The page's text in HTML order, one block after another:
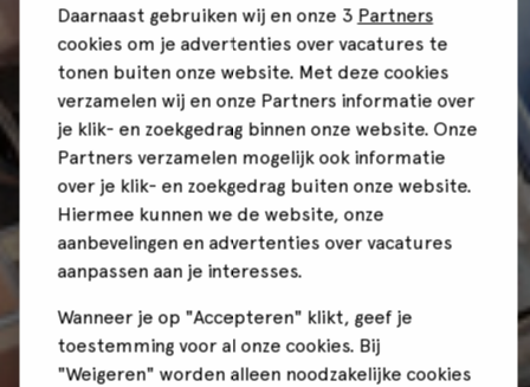
Daarnaast gebruiken wij en onze 3 Partners
cookies om je advertenties over vacatures te
tonen buiten onze website. Met deze cookies
verzamelen wij en onze Partners informatie over
je klik- en zoekgedrag binnen onze website. Onze
Partners verzamelen mogelijk ook informatie
over je klik- en zoekgedrag buiten onze website.
Hiermee kunnen we de website, onze
aanbevelingen en advertenties over vacatures
aanpassen aan je interesses.
Wanneer je op "Accepteren" klikt, geef je
toestemming voor al onze cookies. Bij
"Weigeren" worden alleen noodzakelijke cookies